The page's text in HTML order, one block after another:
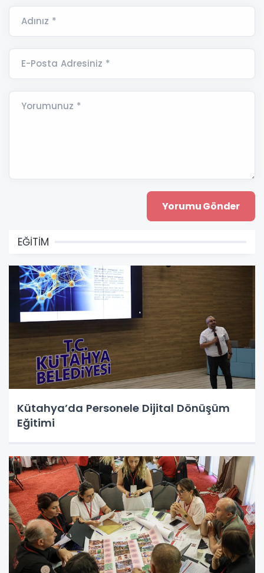
Adınız *
E-Posta Adresiniz *
Yorumunuz *
EĞİTİM
Kütahya’da Personele Dijital Dönüşüm
Eğitimi